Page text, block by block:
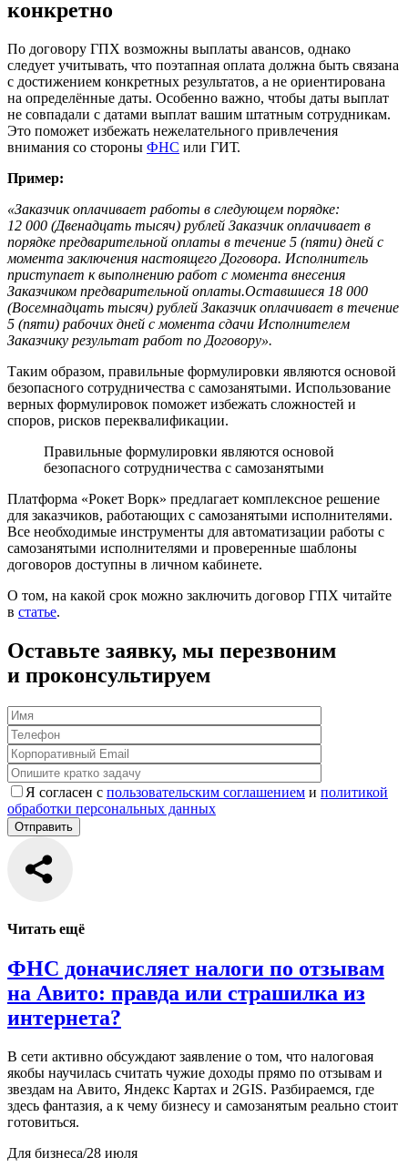
конкретно
По договору ГПХ возможны выплаты авансов, однако
следует учитывать, что поэтапная оплата должна быть связана
с достижением конкретных результатов, а не ориентирована
на определённые даты. Особенно важно, чтобы даты выплат
не совпадали с датами выплат вашим штатным сотрудникам.
Это поможет избежать нежелательного привлечения
внимания со стороны ФНС или ГИТ.
Пример:
«Заказчик оплачивает работы в следующем порядке:
12 000 (Двенадцать тысяч) рублей Заказчик оплачивает в
порядке предварительной оплаты в течение 5 (пяти) дней с
момента заключения настоящего Договора. Исполнитель
приступает к выполнению работ с момента внесения
Заказчиком предварительной оплаты.Оставшиеся 18 000
(Восемнадцать тысяч) рублей Заказчик оплачивает в течение
5 (пяти) рабочих дней с момента сдачи Исполнителем
Заказчику результат работ по Договору».
Таким образом, правильные формулировки являются основой
безопасного сотрудничества с самозанятыми. Использование
верных формулировок поможет избежать сложностей и
споров, рисков переквалификации.
Правильные формулировки являются основой
безопасного сотрудничества с самозанятыми
Платформа «Рокет Ворк» предлагает комплексное решение
для заказчиков, работающих с самозанятыми исполнителями.
Все необходимые инструменты для автоматизации работы с
самозанятыми исполнителями и проверенные шаблоны
договоров доступны в личном кабинете.
О том, на какой срок можно заключить договор ГПХ читайте
в статье.
Оставьте заявку, мы перезвоним
и проконсультируем
Я согласен с пользовательским соглашением и политикой
обработки персональных данных
Читать ещё
ФНС доначисляет налоги по отзывам
на Авито: правда или страшилка из
интернета?
В сети активно обсуждают заявление о том, что налоговая
якобы научилась считать чужие доходы прямо по отзывам и
звездам на Авито, Яндекс Картах и 2GIS. Разбираемся, где
здесь фантазия, а к чему бизнесу и самозанятым реально стоит
готовиться.
Для бизнеса/28 июля